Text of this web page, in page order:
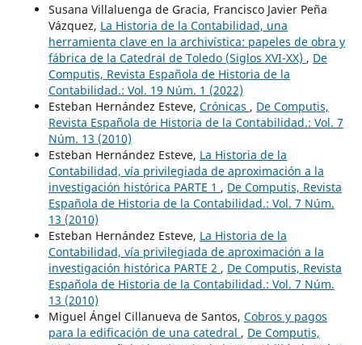
Susana Villaluenga de Gracia, Francisco Javier Peña
Vázquez, La Historia de la Contabilidad, una
herramienta clave en la archivística: papeles de obra y
fábrica de la Catedral de Toledo (Siglos XVI-XX) , De
Computis, Revista Española de Historia de la
Contabilidad.: Vol. 19 Núm. 1 (2022)
Esteban Hernández Esteve, Crónicas , De Computis,
Revista Española de Historia de la Contabilidad.: Vol. 7
Núm. 13 (2010)
Esteban Hernández Esteve, La Historia de la
Contabilidad, vía privilegiada de aproximación a la
investigación histórica PARTE 1 , De Computis, Revista
Española de Historia de la Contabilidad.: Vol. 7 Núm.
13 (2010)
Esteban Hernández Esteve, La Historia de la
Contabilidad, vía privilegiada de aproximación a la
investigación histórica PARTE 2 , De Computis, Revista
Española de Historia de la Contabilidad.: Vol. 7 Núm.
13 (2010)
Miguel Ángel Cillanueva de Santos, Cobros y pagos
para la edificación de una catedral , De Computis,